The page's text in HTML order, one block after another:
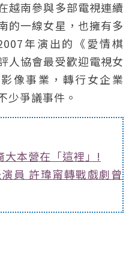
越南參與多部電視連續
的一線女星，也擁有多
年演出的《愛情棋
人協會最受歡迎電視女
像事業，轉行女企業
少爭議事件。
本營在「這裡」!
員 許瑋甯轉戰戲劇曾